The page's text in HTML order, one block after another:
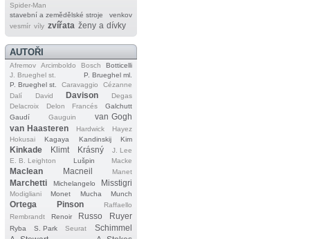
Spider‐Man
stavební a zemědělské stroje
venkov
vesmír víly zvířata ženy a dívky
AUTOŘI
Afremov Arcimboldo Bosch
Botticelli
J. Brueghel st.
P. Brueghel ml.
P. Brueghel st.
Caravaggio
Cézanne
Dalí
David Davison
Degas
Delacroix
Delon Francés
Galchutt
Gaudí
Gauguin
van Gogh
van Haasteren
Hardwick
Hayez
Hokusai
Kagaya Kandinskij Kim
Kinkade Klimt Krásný
J. Lee
E. B. Leighton
Lušpin Macke
Maclean Macneil Manet
Marchetti Michelangelo Misstigri
Modigliani Monet Mucha Munch
Ortega Pinson
Raffaello
Rembrandt
Renoir Russo Ruyer
Ryba S. Park Seurat
Schimmel